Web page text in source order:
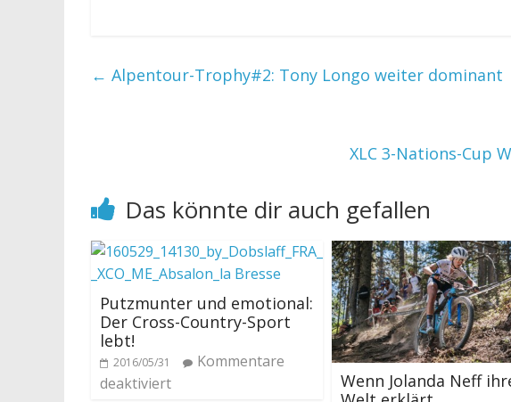
← Alpentour-Trophy#2: Tony Longo weiter dominant
XLC 3-Nations-Cup
Das könnte dir auch gefallen
Putzmunter und emotional:
Der Cross-Country-Sport
lebt!
2016/05/31
Kommentare
deaktiviert
Wenn Jolanda Neff